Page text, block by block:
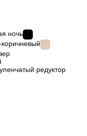
ночь
редуктор